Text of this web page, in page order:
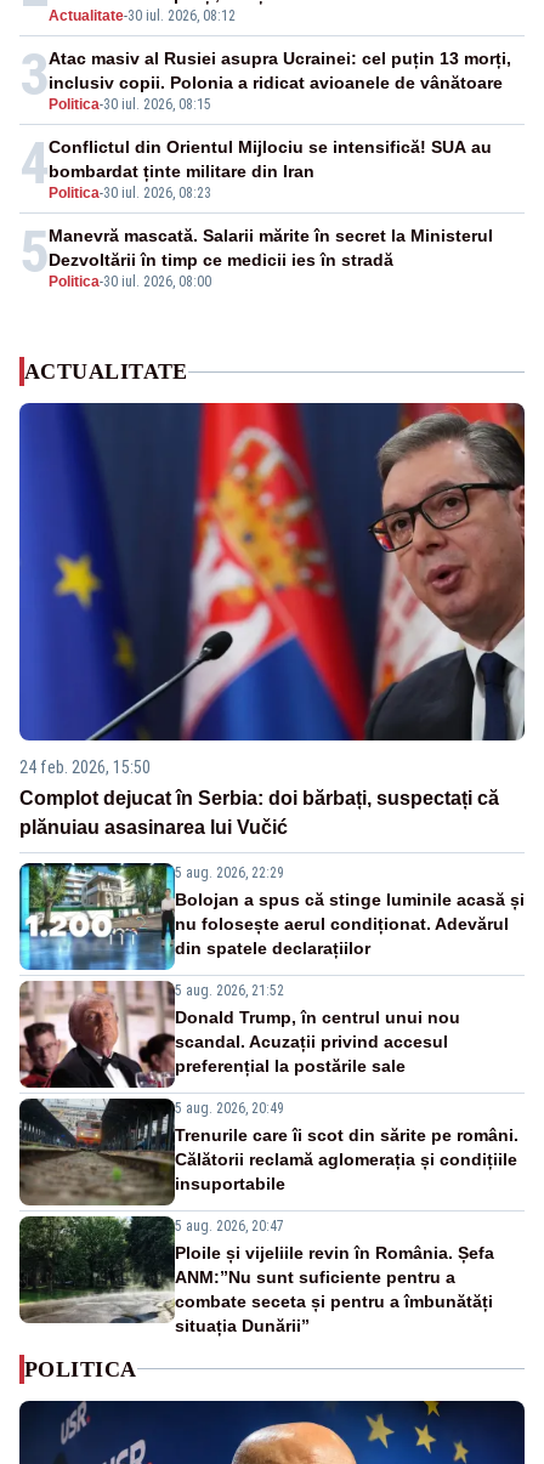
Actualitate-30 iul. 2026, 08:12
3 Politica-30 iul. 2026, 08:15
Atac masiv al Rusiei asupra Ucrainei: cel puțin 13 morți,
inclusiv copii. Polonia a ridicat avioanele de vânătoare
4 Politica-30 iul. 2026, 08:23
Conflictul din Orientul Mijlociu se intensifică! SUA au
bombardat ținte militare din Iran
5 Politica-30 iul. 2026, 08:00
Manevră mascată. Salarii mărite în secret la Ministerul
Dezvoltării în timp ce medicii ies în stradă
ACTUALITATE
24 feb. 2026, 15:50
Complot dejucat în Serbia: doi bărbați, suspectați că
plănuiau asasinarea lui Vučić
5 aug. 2026, 22:29
Bolojan a spus că stinge luminile acasă și
nu folosește aerul condiționat. Adevărul
din spatele declarațiilor
5 aug. 2026, 21:52
Donald Trump, în centrul unui nou
scandal. Acuzații privind accesul
preferențial la postările sale
5 aug. 2026, 20:49
Trenurile care îi scot din sărite pe români.
Călătorii reclamă aglomerația și condițiile
insuportabile
5 aug. 2026, 20:47
Ploile și vijeliile revin în România. Șefa
ANM:”Nu sunt suficiente pentru a
combate seceta și pentru a îmbunătăți
situația Dunării”
POLITICA